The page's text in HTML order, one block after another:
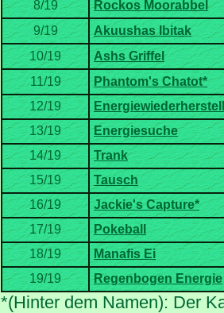
*(Hinter dem Namen): Der